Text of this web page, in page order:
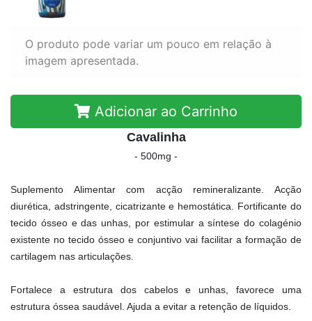
O produto pode variar um pouco em relação à
imagem apresentada.
Adicionar ao Carrinho
Cavalinha
- 500mg -
Suplemento Alimentar com acção remineralizante. Acção
diurética, adstringente, cicatrizante e hemostática. Fortificante do
tecido ósseo e das unhas, por estimular a síntese do colagénio
existente no tecido ósseo e conjuntivo vai facilitar a formação de
cartilagem nas articulações.
Fortalece a estrutura dos cabelos e unhas, favorece uma
estrutura óssea saudável. Ajuda a evitar a retenção de líquidos.